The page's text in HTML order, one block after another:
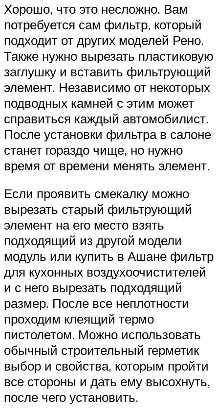
Хорошо, что это несложно. Вам
потребуется сам фильтр, который
подходит от других моделей Рено.
Также нужно вырезать пластиковую
заглушку и вставить фильтрующий
элемент. Независимо от некоторых
подводных камней с этим может
справиться каждый автомобилист.
После установки фильтра в салоне
станет гораздо чище, но нужно
время от времени менять элемент.
Если проявить смекалку можно
вырезать старый фильтрующий
элемент на его место взять
подходящий из другой модели
модуль или купить в Ашане фильтр
для кухонных воздухоочистителей
и с него вырезать подходящий
размер. После все неплотности
проходим клеящий термо
пистолетом. Можно использовать
обычный строительный герметик
выбор и свойства, которым пройти
все стороны и дать ему высохнуть,
после чего установить.